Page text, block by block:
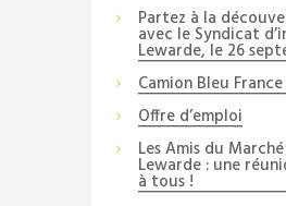
Partez à la
avec le Syndicat
Lewarde, le 26
Camion Bleu
Offre d’emploi
Les Amis du
Lewarde : une
à tous !